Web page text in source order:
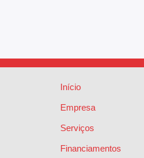
Início
Empresa
Serviços
Financiamentos